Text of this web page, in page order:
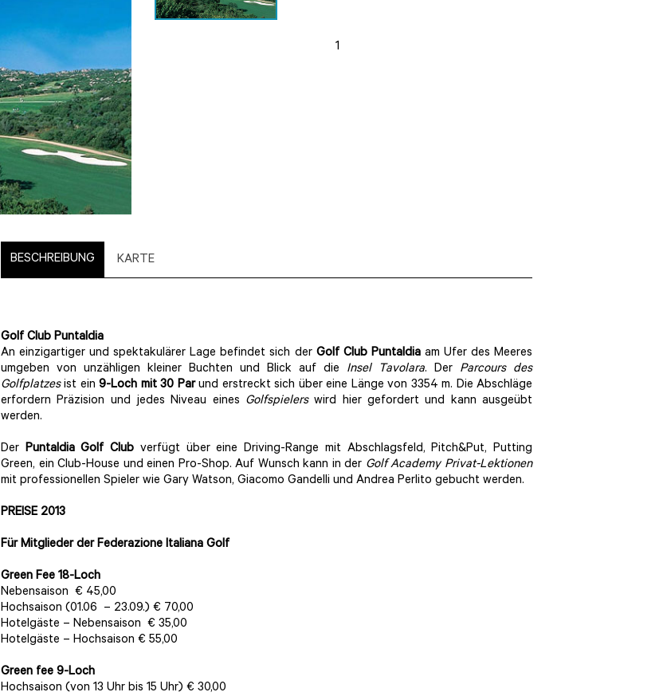
1
BESCHREIBUNG KARTE
Golf Club Puntaldia
An einzigartiger und spektakulärer Lage befindet sich der Golf Club Puntaldiaam Ufer des Meeres
umgeben von unzähligen kleiner Buchten und Blick auf die Insel Tavolara. Der Parcours des
Golfplatzesist ein9-Loch mit 30 Parund erstreckt sich über eine Länge von 3354 m. Die Abschläge
erfordern Präzision und jedes Niveau eines Golfspielerswird hier gefordert und kann ausgeübt
werden.
Der Puntaldia Golf Club verfügt über eine Driving-Range mit Abschlagsfeld, Pitch&Put, Putting
Green, ein Club-House und einen Pro-Shop. Auf Wunsch kann in der Golf Academy Privat-Lektionen
mit professionellen Spieler wie Gary Watson, Giacomo Gandelli und Andrea Perlito gebucht werden.
PREISE 2013
Für Mitglieder der Federazione Italiana Golf
Green Fee 18-Loch
Nebensaison € 45,00
Hochsaison (01.06 – 23.09.) € 70,00
Hotelgäste – Nebensaison € 35,00
Hotelgäste – Hochsaison € 55,00
Green fee 9-Loch
Hochsaison (von 13 Uhr bis 15 Uhr) € 30,00